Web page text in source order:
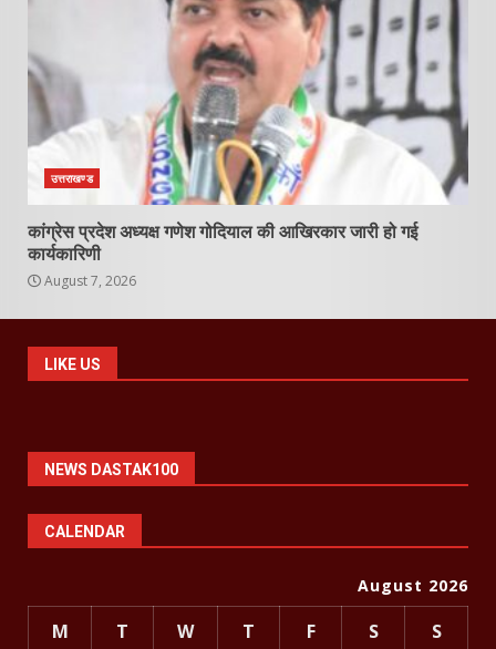
उत्तराखण्ड
कांग्रेस प्रदेश अध्यक्ष गणेश गोदियाल की आखिरकार जारी हो गई
कार्यकारिणी
August 7, 2026
LIKE US
NEWS DASTAK100
CALENDAR
August 2026
M T W T F S S